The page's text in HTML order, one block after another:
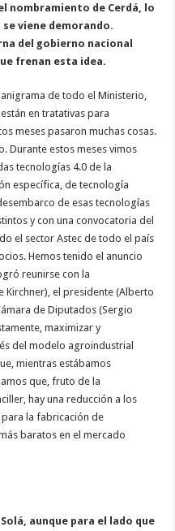
nombramiento de Cerdá, lo
viene demorando.
del gobierno nacional
frenan esta idea.
de todo el Ministerio,
en tratativas para
meses pasaron muchas cosas.
Durante estos meses vimos
tecnologías 4.0 de la
específica, de tecnología
de esas tecnologías
y con una convocatoria del
el sector Astec de todo el país
Hemos tenido el anuncio
reunirse con la
Kirchner), el presidente (Alberto
de Diputados (Sergio
maximizar y
del modelo agroindustrial
mientras estábamos
que, fruto de la
hay una reducción a los
para la fabricación de
baratos en el mercado
aunque para el lado que